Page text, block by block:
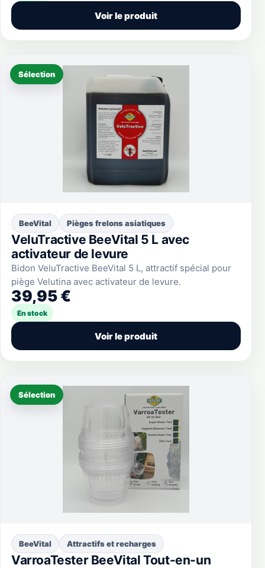
Voir le produit
Sélection
BeeVital Pièges frelons asiatiques
VeluTractive BeeVital 5 L avec
activateur de levure
Bidon VeluTractive BeeVital 5 L, attractif spécial pour
piège Velutina avec activateur de levure.
39,95 €
En stock
Voir le produit
Sélection
BeeVital Attractifs et recharges
VarroaTester BeeVital Tout-en-un